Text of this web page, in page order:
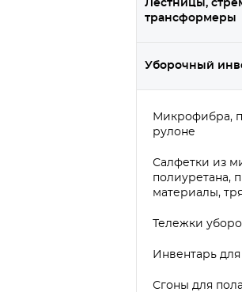
Лестницы,
трансформеры
Уборочный
Микрофибра,
рулоне
Салфетки из
полиуретана,
материалы,
Тележки
Инвентарь для
Сгоны для пола